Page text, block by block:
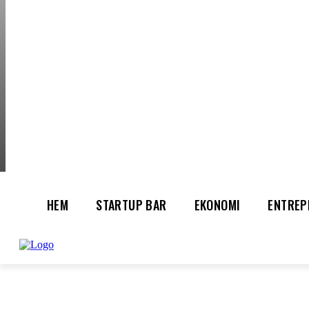
HEM STARTUP BAR EKONOMI
UTVALT: